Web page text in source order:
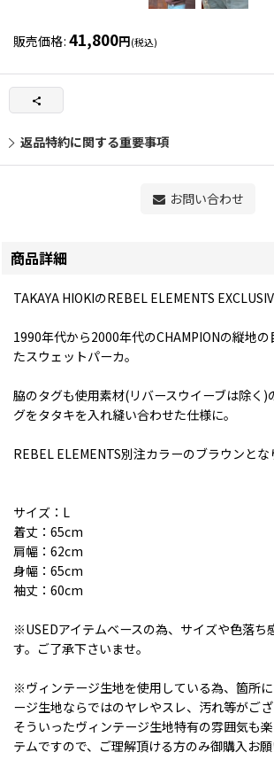
販売価格: 41,800円(税込)
返品特約に関する重要事項
お問い合わせ
商品詳細
TAKAYA HIOKIのREBEL ELEMENTS
1990年代から2000年代のCHAMPIONの縦地
たスウェットパーカ。
脇のタグも使用素材(リバースウイーブは除く)
グをタタキを入れ縫い合わせた仕様に。
REBEL ELEMENTS別注カラーのブラウンとな
サイズ：L
着丈：65cm
肩幅：62cm
身幅：65cm
袖丈：60cm
※USEDアイテムベースの為、サイズや色落ち
す。ご了承下さいませ。
※ヴィンテージ生地を使用している為、箇所
ージ生地ならではのヤレやスレ、汚れ等がござ
そういったヴィンテージ生地特有の雰囲気も
テムですので、ご理解頂ける方のみ御購入お